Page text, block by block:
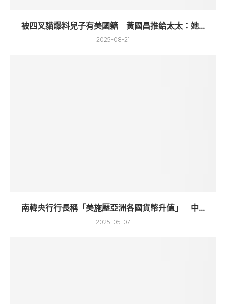
被四叉貓爆料兒子有美國籍 黃國昌推給太太：她...
2025-08-21
南韓央行行長稱「美施壓亞洲各國貨幣升值」 中...
2025-05-07